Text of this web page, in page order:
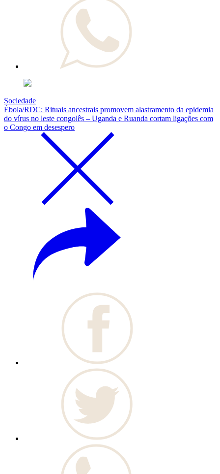
Sociedade
Ébola/RDC: Rituais ancestrais promovem alastramento da epidemia
do vírus no leste congolês – Uganda e Ruanda cortam ligações com
o Congo em desespero